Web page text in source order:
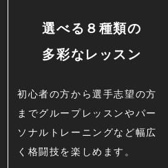
選べる８種類の
多彩なレッスン
初心者の方から選手志望の方
までグループレッスンやパー
ソナルトレーニングなど幅広
く格闘技を楽しめます。